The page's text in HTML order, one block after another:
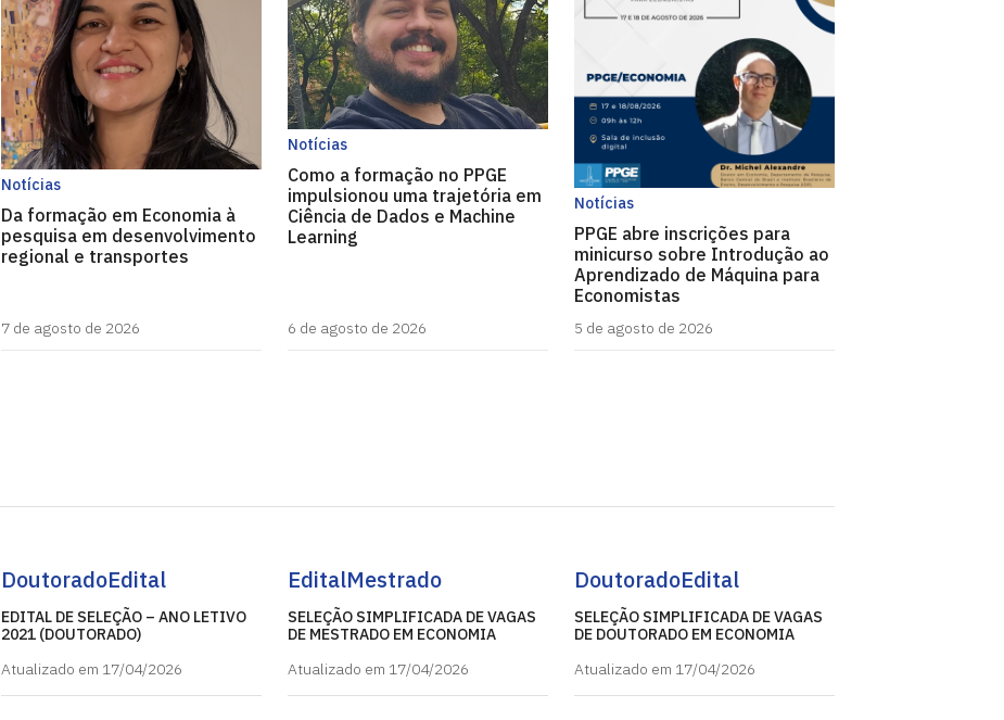
Notícias
Da formação em Economia à
pesquisa em desenvolvimento
regional e transportes
7 de agosto de 2026
Notícias
Como a formação no PPGE
impulsionou uma trajetória em
Ciência de Dados e Machine
Learning
6 de agosto de 2026
Notícias
PPGE abre inscrições para
minicurso sobre Introdução ao
Aprendizado de Máquina para
Economistas
5 de agosto de 2026
DoutoradoEdital
EDITAL DE SELEÇÃO – ANO LETIVO
2021 (DOUTORADO)
Atualizado em 17/04/2026
EditalMestrado
SELEÇÃO SIMPLIFICADA DE VAGAS
DE MESTRADO EM ECONOMIA
Atualizado em 17/04/2026
DoutoradoEdital
SELEÇÃO SIMPLIFICADA DE VAGAS
DE DOUTORADO EM ECONOMIA
Atualizado em 17/04/2026